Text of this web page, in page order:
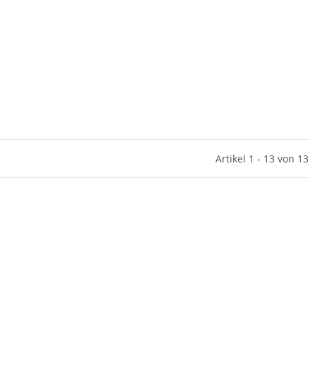
Artikel 1 - 13 von 13